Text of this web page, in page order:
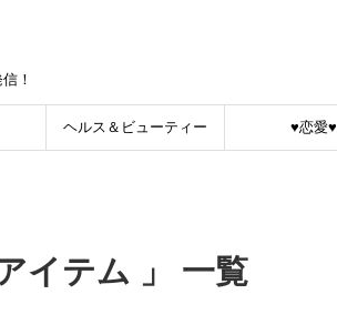
！
ヘルス＆ビューティー ♥恋愛♥
イテム 」 一覧